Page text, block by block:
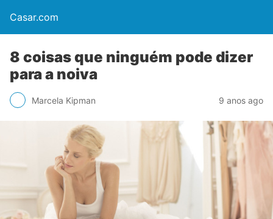
Casar.com
8 coisas que ninguém pode dizer
para a noiva
Marcela Kipman 9 anos ago